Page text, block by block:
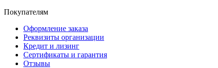
Покупателям
Оформление заказа
Реквизиты организации
Кредит и лизинг
Сертификаты и гарантия
Отзывы